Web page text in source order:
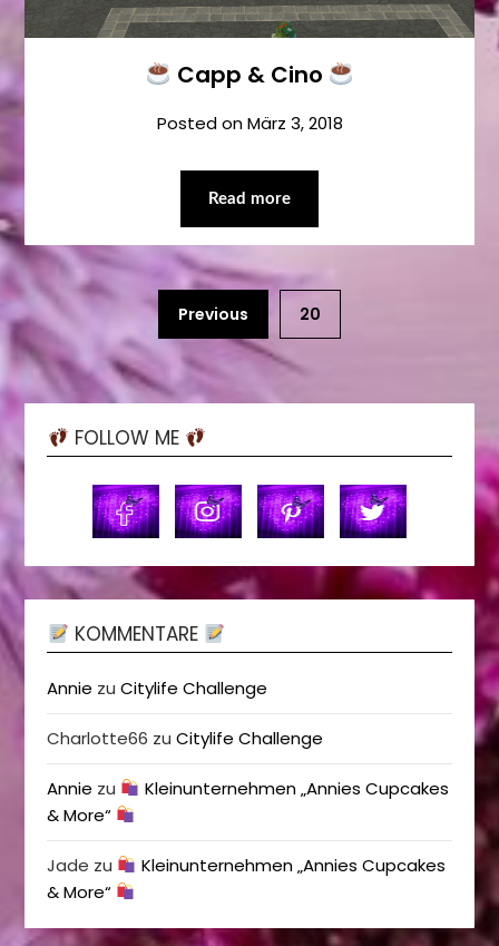
Capp & Cino
Posted onMärz 3, 2018
Read more
Previous 20
FOLLOW ME
KOMMENTARE
Annie zuCitylife Challenge
Charlotte66 zuCitylife Challenge
Annie zu
Kleinunternehmen „Annies Cupcakes
& More“
Jade zu
Kleinunternehmen „Annies Cupcakes
& More“